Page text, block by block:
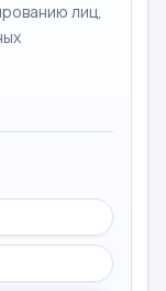
лиц,